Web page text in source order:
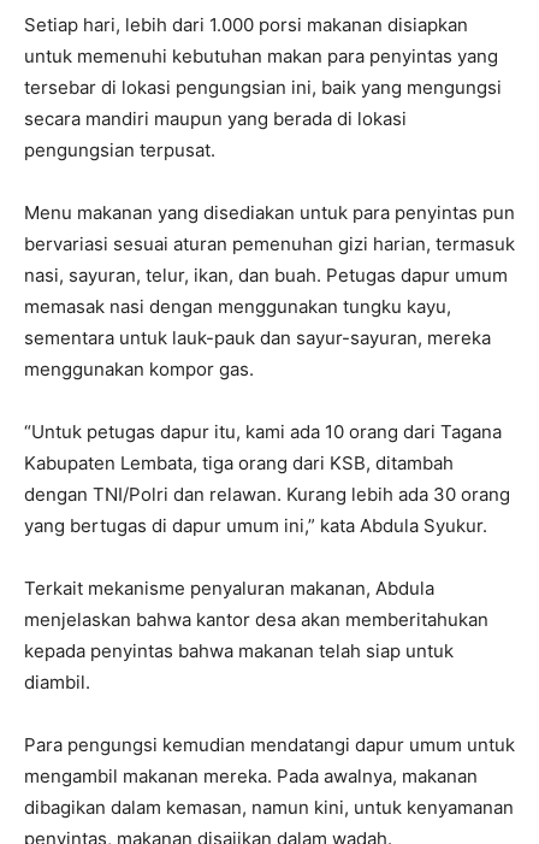
Setiap hari, lebih dari 1.000 porsi makanan disiapkan
untuk memenuhi kebutuhan makan para penyintas yang
tersebar di lokasi pengungsian ini, baik yang mengungsi
secara mandiri maupun yang berada di lokasi
pengungsian terpusat.
Menu makanan yang disediakan untuk para penyintas pun
bervariasi sesuai aturan pemenuhan gizi harian, termasuk
nasi, sayuran, telur, ikan, dan buah. Petugas dapur umum
memasak nasi dengan menggunakan tungku kayu,
sementara untuk lauk-pauk dan sayur-sayuran, mereka
menggunakan kompor gas.
“Untuk petugas dapur itu, kami ada 10 orang dari Tagana
Kabupaten Lembata, tiga orang dari KSB, ditambah
dengan TNI/Polri dan relawan. Kurang lebih ada 30 orang
yang bertugas di dapur umum ini,” kata Abdula Syukur.
Terkait mekanisme penyaluran makanan, Abdula
menjelaskan bahwa kantor desa akan memberitahukan
kepada penyintas bahwa makanan telah siap untuk
diambil.
Para pengungsi kemudian mendatangi dapur umum untuk
mengambil makanan mereka. Pada awalnya, makanan
dibagikan dalam kemasan, namun kini, untuk kenyamanan
penyintas, makanan disajikan dalam wadah.